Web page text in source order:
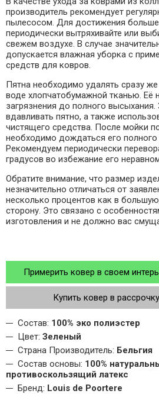
производитель рекомендует
пылесосом. Для достижения
периодически вытряхивайте или
свежем воздухе. В случае
допускается влажная уборка с
средств для ковров.
Пятна необходимо удалять сразу
воде хлопчатобумажной тканью. Её
загрязнения до полного высыхания.
вдавливать пятно, а также
чистящего средства. После мойки
необходимо дождаться его полного
Рекомендуем периодически
градусов во избежание его
Обратите внимание, что размер
незначительно отличаться от
несколько процентов как в
сторону. Это связано с
изготовления и не должно вас
Примерить ковер в своем
Купить ковер в рассрочку
Состав: 100% эко полиэстер
Цвет: Зеленый
Страна Производитель: Бельгия
Состав основы: 100%
противоскользящий латекс
Бренд: Louis de Poortere